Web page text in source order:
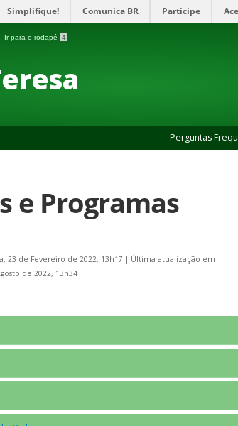
Simplifique! Comunica BR Participe
Ir para o rodapé 4
Perguntas
e Programas
23 de Fevereiro de 2022, 13h17 | Última atualização em
de 2022, 13h34